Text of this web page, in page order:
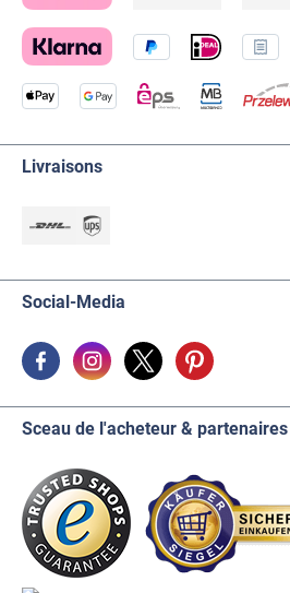
Livraisons
Social-Media
Sceau de l'acheteur & partenaires